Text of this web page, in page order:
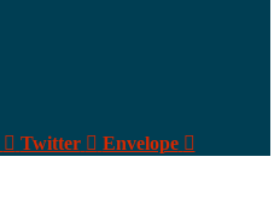
Twitter Envelope